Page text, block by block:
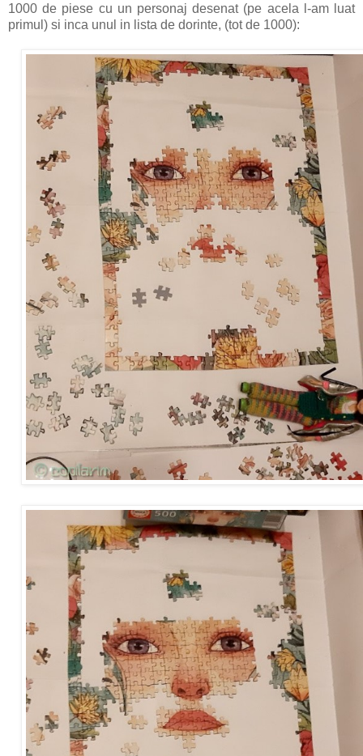
1000 de piese cu un personaj desenat (pe acela l-am luat
primul) si inca unul in lista de dorinte, (tot de 1000):